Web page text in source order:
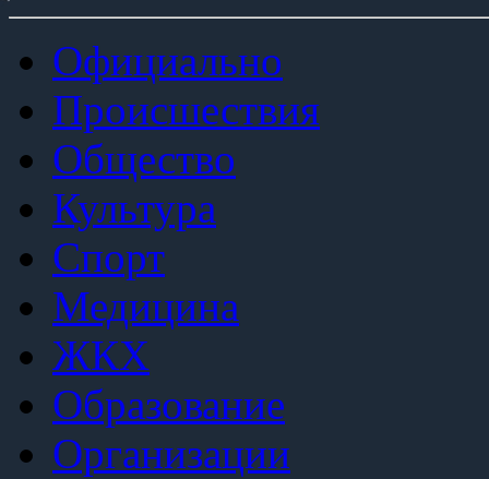
Официально
Происшествия
Общество
Культура
Спорт
Медицина
ЖКХ
Образование
Организации